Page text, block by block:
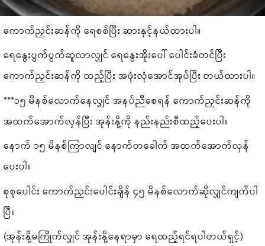
ကောက်ညှင်းဆန်ကို ရေစစ်ပြီး ဆားနှင့်နယ်ထားပါ။
ရေနွေးပွက်ပွက်ဆူလာလျှင် ရေနွေးအိုးပေါ် ပေါင်းခံတင်ပြီး
ကောက်ညှင်းဆန်ကို ထည့်ပြီး အဖုံးလုံအောင်အုပ်ပြီး တယ်ထားပါ။
***၁၅ မိနစ်လောက်နေလျှင် အနပ်ညီစေရန် ကောက်ညှင်းဆန်ကို
အထက်အောက်လှန်ပြီး အုန်းနို့ကို နည်းနည်းစီထည့်ပေးပါ။
နောက် ၁၅ မိနစ်ကြာလျင် နောက်တခေါက် အထက်အောက်လှန်
ပေးပါ။
စုစုပေါင်း ကောက်ညှင်းပေါင်းချိန် ၄၅ မိနစ်လောက်ဆိုလျှင်ကျက်ပါ
ပြီ။
(အုန်းနို့မကြိုက်လျှင် အုန်းနို့နေရာမှာ ရေထည့်ရင်ရပါတယ်ရှင့်)